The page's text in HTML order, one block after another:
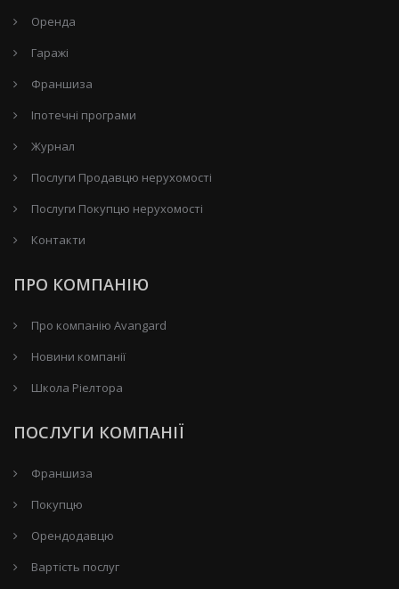
Оренда
Гаражі
Франшиза
Іпотечні програми
Журнал
Послуги Продавцю нерухомості
Послуги Покупцю нерухомості
Контакти
ПРО КОМПАНІЮ
Про компанію Avangard
Новини компанії
Школа Ріелтора
ПОСЛУГИ КОМПАНІЇ
Франшиза
Покупцю
Орендодавцю
Вартість послуг